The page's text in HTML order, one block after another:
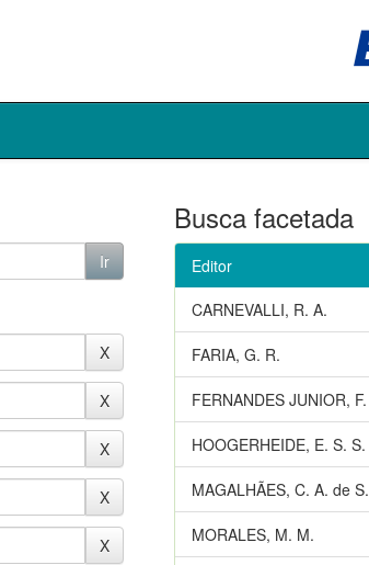
Busca facetada
Editor
CARNEVALLI, R. A.
FARIA, G. R.
FERNANDES JUNIOR, F.
HOOGERHEIDE, E. S. S.
MAGALHÃES, C. A. de S.
MORALES, M. M.